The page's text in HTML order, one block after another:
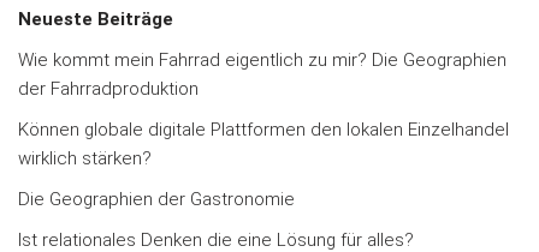
Neueste Beiträge
Wie kommt mein Fahrrad eigentlich zu mir? Die Geographien
der Fahrradproduktion
Können globale digitale Plattformen den lokalen Einzelhandel
wirklich stärken?
Die Geographien der Gastronomie
Ist relationales Denken die eine Lösung für alles?